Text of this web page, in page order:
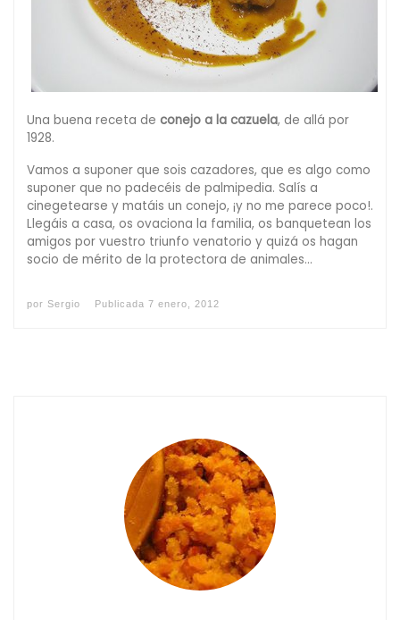
Una buena receta de conejo a la cazuela, de allá por
1928.
Vamos a suponer que sois cazadores, que es algo como
suponer que no padecéis de palmipedia. Salís a
cinegetearse y matáis un conejo, ¡y no me parece poco!.
Llegáis a casa, os ovaciona la familia, os banquetean los
amigos por vuestro triunfo venatorio y quizá os hagan
socio de mérito de la protectora de animales…
por Sergio Publicada 7 enero, 2012